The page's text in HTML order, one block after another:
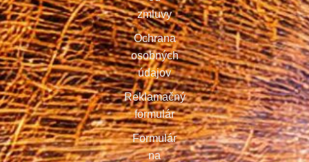
zmluvy
Ochrana
osobných
údajov
Reklamačný
formulár
Formulár
na